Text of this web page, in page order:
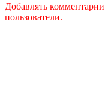
Добавлять
пользователи.